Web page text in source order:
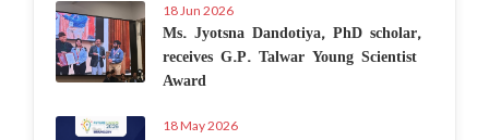
18 Jun 2026
Ms. Jyotsna Dandotiya, PhD scholar,
receives G.P. Talwar Young Scientist
Award
18 May 2026